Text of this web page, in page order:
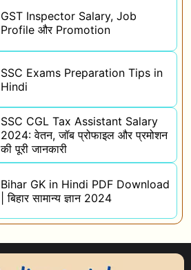
GST Inspector Salary, Job
Profile और Promotion
SSC Exams Preparation Tips in
Hindi
SSC CGL Tax Assistant Salary
2024: वेतन, जॉब प्रोफाइल और प्रमोशन
की पूरी जानकारी
Bihar GK in Hindi PDF Download
| बिहार सामान्य ज्ञान 2024